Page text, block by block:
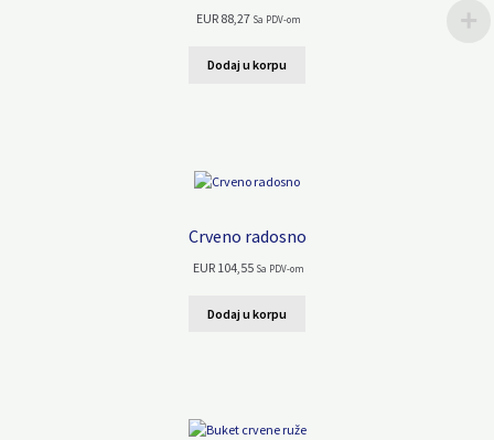
EUR 88,27 Sa PDV-om
Dodaj u korpu
Crveno radosno
EUR 104,55 Sa PDV-om
Dodaj u korpu